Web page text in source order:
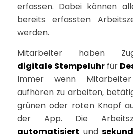
erfassen. Dabei können
bereits erfassten
werden.
Mitarbeiter haben
digitale Stempeluhrfür
Immer wenn
aufhören zu arbeiten,
grünen oder roten Knopf
der App. Die
automatisiert und